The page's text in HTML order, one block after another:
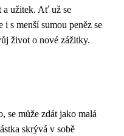
a užitek. Ať už se
s menší sumou peněz se
život o nové zážitky.
se může zdát jako malá
skrývá v sobě